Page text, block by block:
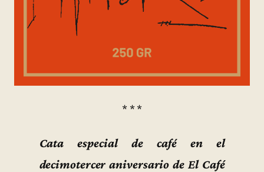
* * *
Cata especial de café en el
decimotercer aniversario de El Café